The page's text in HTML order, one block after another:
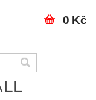
0 Kč